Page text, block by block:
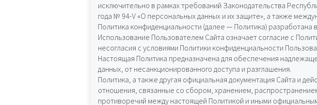
исключительно в рамках требований Законодательства
года № 94-V «О персональных данных и их защите», а также
Политика конфиденциальности (далее — Политика) разработана
Использование Пользователем Сайта означает согласие с
несогласия с условиями Политики конфиденциальности
Настоящая Политика предназначена для обеспечения
данных, от несанкционированного доступа и разглашения.
Политика, а также другая официальная документация Сайта и
отношения, связанные со сбором, хранением,
противоречий между настоящей Политикой и иными